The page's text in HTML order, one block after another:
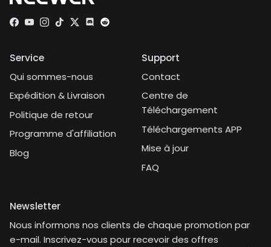
Facebook
YouTube
Instagram
TikTokTwitter
Discord
Service
Qui sommes-nous
Expédition & Livraison
Politique de retour
Programme d'affiliation
Blog
Support
Contact
Centre de
Téléchargement
Téléchargements APP
Mise à jour
FAQ
Newsletter
Nous informons nos clients de chaque promotion par
e-mail. Inscrivez-vous pour recevoir des offres